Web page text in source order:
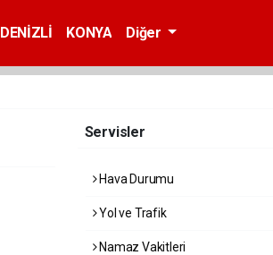
DENİZLİ KONYA Diğer
Servisler
Hava Durumu
Yol ve Trafik
Namaz Vakitleri